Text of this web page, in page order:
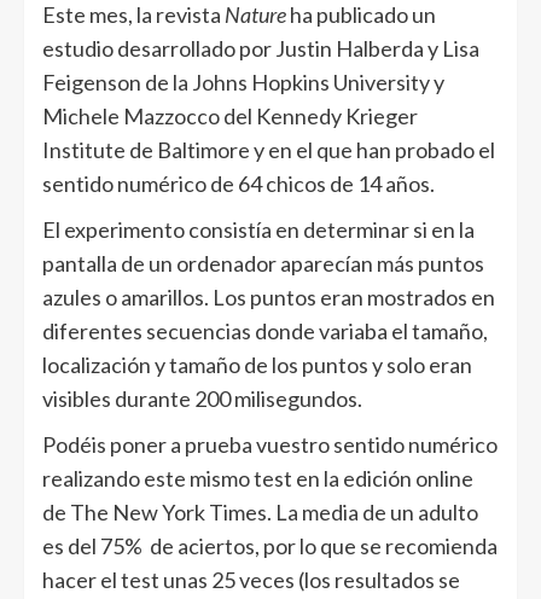
Este mes, la revista Natureha publicado un
estudio desarrollado por Justin Halberda y Lisa
Feigenson de la Johns Hopkins University y
Michele Mazzocco del Kennedy Krieger
Institute de Baltimore y en el que han probado el
sentido numérico de 64 chicos de 14 años.
El experimento consistía en determinar si en la
pantalla de un ordenador aparecían más puntos
azules o amarillos. Los puntos eran mostrados en
diferentes secuencias donde variaba el tamaño,
localización y tamaño de los puntos y solo eran
visibles durante 200 milisegundos.
Podéis poner a prueba vuestro sentido numérico
realizando este mismo test en la edición online
de The New York Times. La media de un adulto
es del 75% de aciertos, por lo que se recomienda
hacer el test unas 25 veces (los resultados se